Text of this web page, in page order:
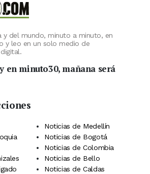
y del mundo, minuto a minuto, en
y leo en un solo medio de
en minuto30, mañana será
Noticias de Medellín
Noticias de Bogotá
Noticias de Colombia
Noticias de Bello
Noticias de Caldas